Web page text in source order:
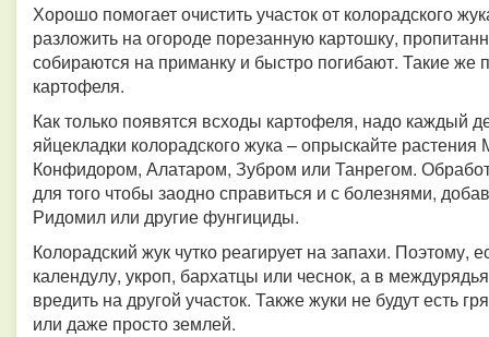
Хорошо помогает очистить участок от колорадского
разложить на огороде порезанную картошку,
собираются на приманку и быстро погибают. Такие
картофеля.
Как только появятся всходы картофеля, надо каждый
яйцекладки колорадского жука – опрыскайте
Конфидором, Алатаром, Зубром или Танрегом.
для того чтобы заодно справиться и с болезнями,
Ридомил или другие фунгициды.
Колорадский жук чутко реагирует на запахи. Поэтому,
календулу, укроп, бархатцы или чеснок, а в
вредить на другой участок. Также жуки не будут есть
или даже просто землей.